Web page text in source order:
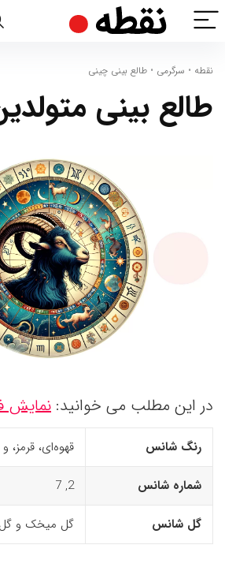
نقطه • سرگرمی • طالع بینی چینی
طالع بینی
در این مطلب می خوانید: نمایش
رنگ شانس قهوه‌ای، قرمز،
شماره شانس 2, 7
گل شانس گل میخک و گل